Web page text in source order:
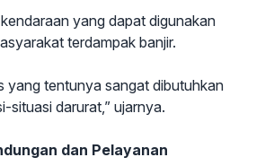
yang dapat digunakan
terdampak banjir.
yang tentunya sangat dibutuhkan
situasi darurat,” ujarnya.
dan Pelayanan